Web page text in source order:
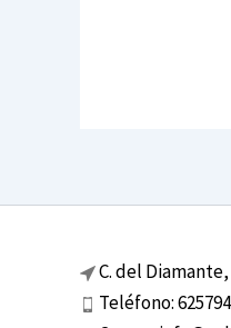
C. del
Teléfono: